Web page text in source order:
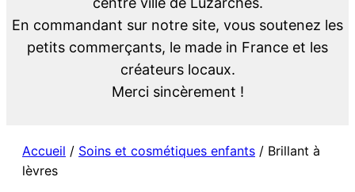
En commandant sur notre site, vous soutenez les
petits commerçants, le made in France et les
créateurs locaux.
Merci sincèrement !
Accueil / Soins et cosmétiques enfants / Brillant à
lèvres